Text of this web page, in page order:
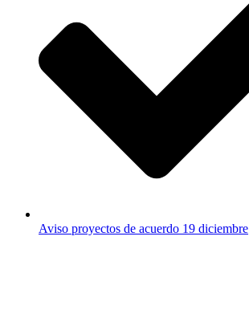
Aviso proyectos de acuerdo 19 diciembre